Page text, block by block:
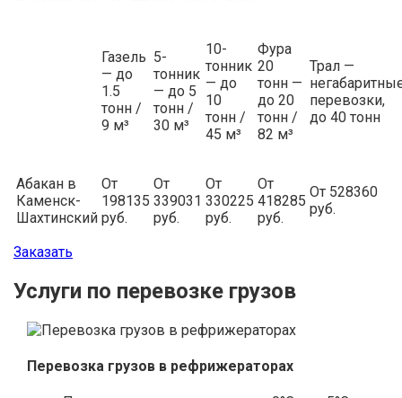
Газель
— до
1.5
тонн /
9 м³
5-
тонник
— до 5
тонн /
30 м³
10-
тонник
— до
10
тонн /
45 м³
Фура
20
тонн —
до 20
тонн /
82 м³
Трал —
перевозки,
до 40 тонн
Абакан в
Каменск-
Шахтинский
От
198135
руб.
От
339031
руб.
От
330225
руб.
От
418285
руб.
От 528360
руб.
Заказать
Услуги по перевозке грузов
Перевозка грузов в рефрижераторах